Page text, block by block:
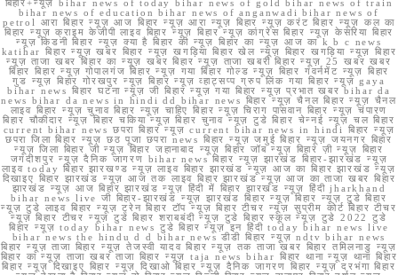
बिहार+न्यूज़ bihar news of today bihar news of gold bihar news of train
bihar news of education bihar news of anganwadi bihar news of
petrol आरा बिहार न्यूज़ आज बिहार न्यूज़ आरा न्यूज़ बिहार न्यूज़ करंट बिहार न्यूज़ कल का
बिहार न्यूज़ क्राइम केजीपी लाइव बिहार न्यूज़ बिहार न्यूज़ कांग्रेस बिहार न्यूज़ केसरिया बिहार
न्यूज़ किडनी बिहार न्यूज़ क्या है बिहार की न्यूज़ बिहार का न्यूज़ आज का k b c news
katihar बिहार न्यूज़ खबर बिहार न्यूज़ खगड़िया बिहार खेल न्यूज़ बिहार खगड़िया न्यूज़ बिहार
न्यूज़ ताजा खबर बिहार का न्यूज़ खबर बिहार न्यूज़ ताजा खबरी बिहार न्यूज़ 25 खबर खबर
बिहार बिहार न्यूज़ गोपालगंज बिहार न्यूज़ गया बिहार गोल्ड न्यूज़ बिहार गवर्नमेंट न्यूज़ बिहार
गुड न्यूज़ बिहार गोरखपुर न्यूज़ बिहार न्यूज़ व्हाट्सप्प ग्रुप लिंक गया बिहार न्यूज़ gaya
bihar news बिहार घटना न्यूज़ जी बिहार न्यूज़ गया बिहार न्यूज़ प्रभात खबर bihar da
news bihar da news in hindi dd bihar news बिहार न्यूज़ चैनल बिहार न्यूज़ चैनल
लाइव बिहार न्यूज़ चुनाव बिहार न्यूज़ चाहिए बिहार न्यूज़ चिराग पासवान बिहार न्यूज़ चंपारण
बिहार चौकीदार न्यूज़ बिहार चकिया न्यूज़ बिहार चुनाव न्यूज़ टुडे बिहार चेन्नई न्यूज़ चल बिहार
current bihar news छपरा बिहार न्यूज़ current bihar news in hindi बिहार न्यूज़
छपरा जिला बिहार न्यूज़ छठ पूजा छपरा news बिहार न्यूज़ जमुई बिहार न्यूज़ जयनगर बिहार
न्यूज़ जिला बिहार जी न्यूज़ बिहार जहानाबाद न्यूज़ बिहार जॉब न्यूज़ बिहार ज़ी न्यूज़ बिहार
जगदीशपुर न्यूज़ दैनिक जागरण bihar news बिहार न्यूज़ झारखंड बिहार-झारखंड न्यूज़
लाइव today बिहार झारखण्ड न्यूज़ लाइव बिहार झारखंड न्यूज़ आज का बिहार झारखंड न्यूज़
दिखाइए बिहार झारखंड न्यूज़ आज तक लाइव बिहार झारखंड न्यूज़ आज का ताजा खबर बिहार
झारखंड न्यूज़ आज बिहार झारखंड न्यूज़ हिंदी में बिहार झारखंड न्यूज़ हिंदी jharkhand
bihar news live जी बिहार-झारखंड न्यूज़ झारखंड बिहार न्यूज़ बिहार न्यूज़ टुडे बिहार
न्यूज़ टुडे लाइव बिहार न्यूज़ ट्रेन बिहार टॉप न्यूज़ बिहार टीचर न्यूज़ सुप्रीम कोर्ट बिहार टीचर
न्यूज़ बिहार टीचर न्यूज़ टुडे बिहार शराबबंदी न्यूज़ टुडे बिहार स्कूल न्यूज़ टुडे 2022 टुडे
बिहार न्यूज़ today bihar news टुडे बिहार न्यूज़ इन हिंदी today bihar news live
bihar news the hindu d d bihar news डीडी बिहार न्यूज़ ndtv bihar news
बिहार न्यूज़ ताजा बिहार न्यूज़ तेजस्वी यादव बिहार न्यूज़ तक ताजा खबर बिहार तमिलनाडु न्यूज़
बिहार का न्यूज़ ताजा खबर ताजा बिहार न्यूज़ taja news bihar बिहार थाना न्यूज़ थाना बिहार
बिहार न्यूज़ दिखाइए बिहार न्यूज़ दिखाओ बिहार न्यूज़ दैनिक जागरण बिहार न्यूज़ दरभंगा बिहार